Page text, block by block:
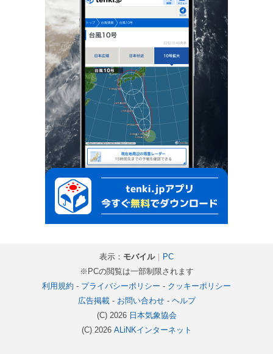
表示： モバイル｜ PC
※PCの閲覧は一部制限されます
利用規約 - プライバシーポリシー - クッキーポリシー
広告掲載- お問い合わせ- ヘルプ
(C) 2026 日本気象協会
(C) 2026 ALiNKインターネット